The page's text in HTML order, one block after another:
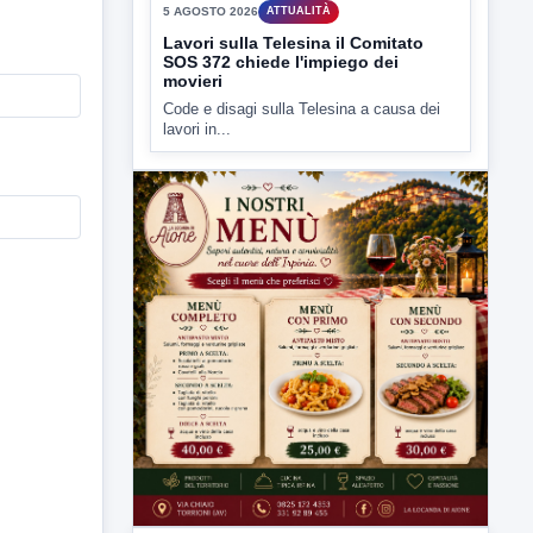
5 AGOSTO 2026
Lavori sulla Telesina il Comitato
SOS 372 chiede l'impiego dei
movieri
Code e disagi sulla Telesina a causa dei
lavori in...